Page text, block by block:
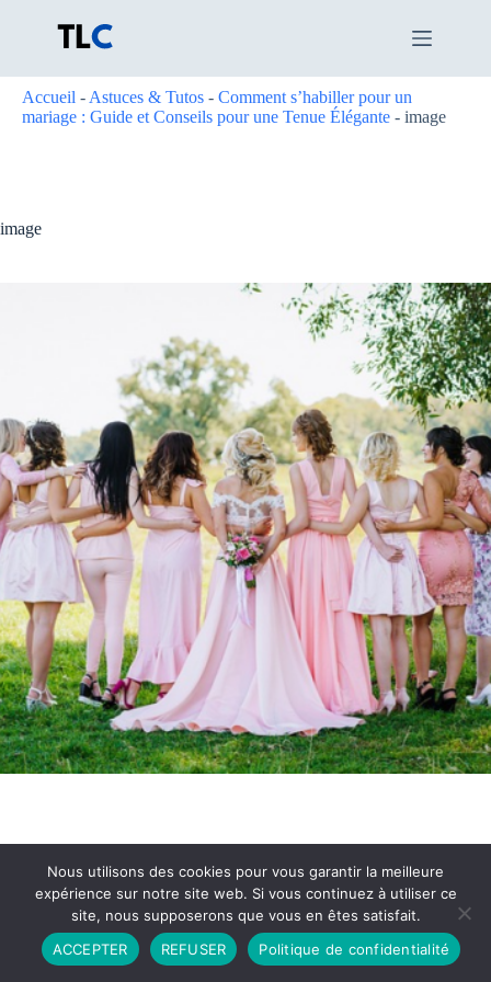
Accueil - Astuces & Tutos - Comment s’habiller pour un
mariage : Guide et Conseils pour une Tenue Élégante - image
image
Partenariat Contact
Politique de Confidentialité
CGU
Copyright © 2026 - Propulsé par DIEUDUDIABLE
Nous utilisons des cookies pour vous garantir la meilleure
expérience sur notre site web. Si vous continuez à utiliser ce
site, nous supposerons que vous en êtes satisfait.
ACCEPTER
REFUSER Politique de confidentialité